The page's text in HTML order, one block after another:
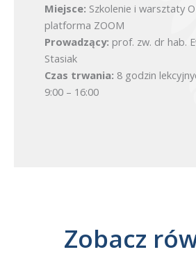
Miejsce: Szkolenie i warsztaty
platforma ZOOM
Prowadzący: prof. zw. dr hab.
Stasiak
Czas trwania: 8 godzin
9:00 – 16:00
Zobacz